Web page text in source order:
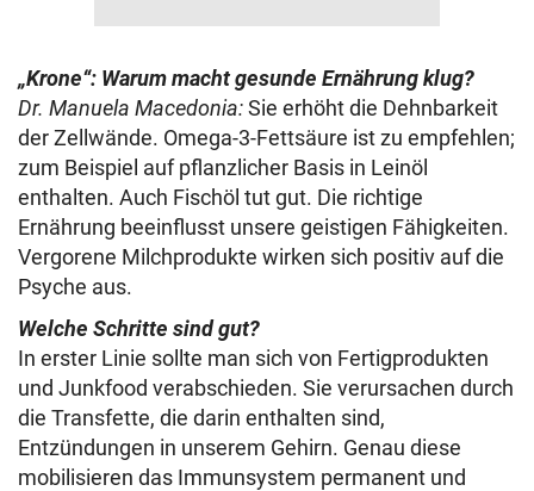
„Krone“: Warum macht gesunde Ernährung klug?
Dr. Manuela Macedonia:Sie erhöht die Dehnbarkeit
der Zellwände. Omega-3-Fettsäure ist zu empfehlen;
zum Beispiel auf pflanzlicher Basis in Leinöl
enthalten. Auch Fischöl tut gut. Die richtige
Ernährung beeinflusst unsere geistigen Fähigkeiten.
Vergorene Milchprodukte wirken sich positiv auf die
Psyche aus.
Welche Schritte sind gut?
In erster Linie sollte man sich von Fertigprodukten
und Junkfood verabschieden. Sie verursachen durch
die Transfette, die darin enthalten sind,
Entzündungen in unserem Gehirn. Genau diese
mobilisieren das Immunsystem permanent und